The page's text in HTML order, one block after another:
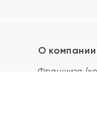
О компании
Франшиза